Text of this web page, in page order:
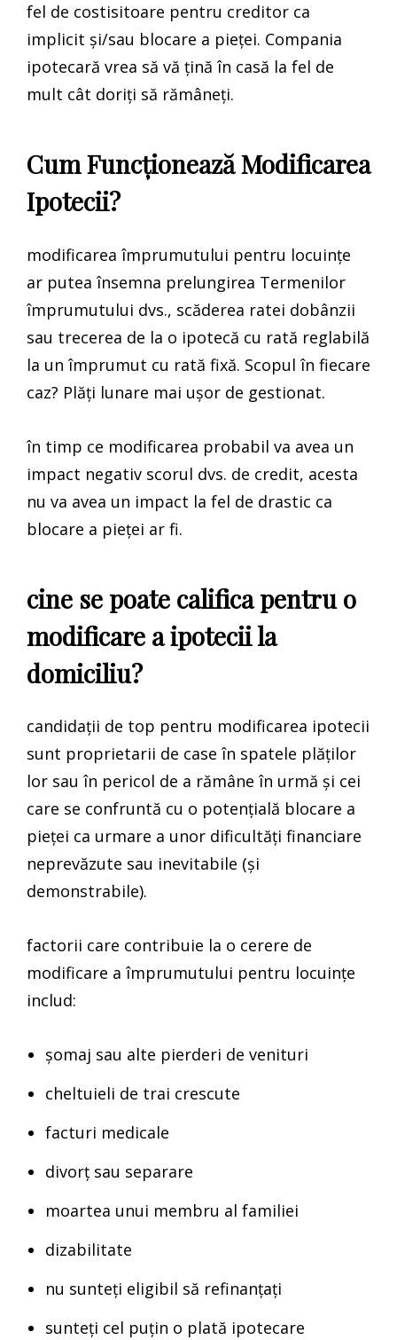
fel de costisitoare pentru creditor ca
implicit și/sau blocare a pieței. Compania
ipotecară vrea să vă țină în casă la fel de
mult cât doriți să rămâneți.
Cum Funcționează Modificarea
Ipotecii?
modificarea împrumutului pentru locuințe
ar putea însemna prelungirea Termenilor
împrumutului dvs., scăderea ratei dobânzii
sau trecerea de la o ipotecă cu rată reglabilă
la un împrumut cu rată fixă. Scopul în fiecare
caz? Plăți lunare mai ușor de gestionat.
în timp ce modificarea probabil va avea un
impact negativ scorul dvs. de credit, acesta
nu va avea un impact la fel de drastic ca
blocare a pieței ar fi.
cine se poate califica pentru o
modificare a ipotecii la
domiciliu?
candidații de top pentru modificarea ipotecii
sunt proprietarii de case în spatele plăților
lor sau în pericol de a rămâne în urmă și cei
care se confruntă cu o potențială blocare a
pieței ca urmare a unor dificultăți financiare
neprevăzute sau inevitabile (și
demonstrabile).
factorii care contribuie la o cerere de
modificare a împrumutului pentru locuințe
includ:
șomaj sau alte pierderi de venituri
cheltuieli de trai crescute
facturi medicale
divorț sau separare
moartea unui membru al familiei
dizabilitate
nu sunteți eligibil să refinanțați
sunteți cel puțin o plată ipotecare